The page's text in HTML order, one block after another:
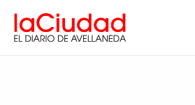
contenido